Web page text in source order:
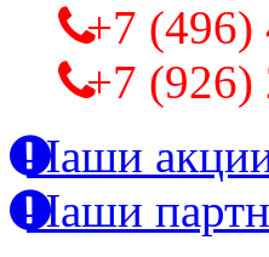
+7 (496)
+7 (926)
Наши
Наши